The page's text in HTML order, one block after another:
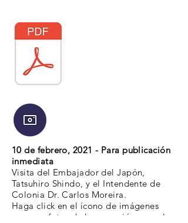
10 de febrero, 2021 - Para publicación
inmediata
Visita del Embajador del Japón,
Tatsuhiro Shindo, y el Intendente de
Colonia Dr. Carlos Moreira.
Haga click en el ícono de imágenes
para ver fotos de la recepción y en el